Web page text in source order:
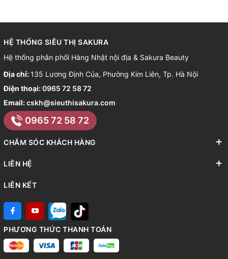
HỆ THỐNG SIÊU THỊ SAKURA
Hệ thống phân phối Hàng Nhật nội địa & Sakura Beauty
Địa chỉ: 135 Lương Định Của, Phường Kim Liên, Tp. Hà Nội
Điện thoại:0965 72 58 72
Email:cskh@sieuthisakura.com
0965 72 58 72
CHĂM SÓC KHÁCH HÀNG
LIÊN HỆ
LIÊN KẾT
PHƯƠNG THỨC THANH TOÁN